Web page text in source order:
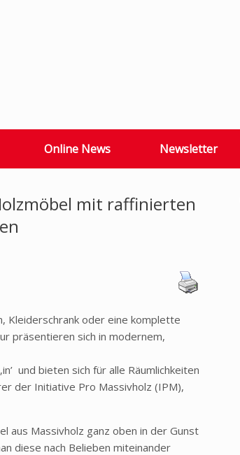
Online News Newsletter
mit raffinierten
Kleiderschrank oder eine komplette
präsentieren sich in modernem,
und bieten sich für alle Räumlichkeiten
der Initiative Pro Massivholz (IPM),
aus Massivholz ganz oben in der Gunst
diese nach Belieben miteinander